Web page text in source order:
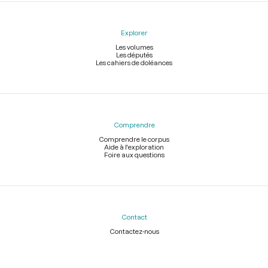
Explorer
Les volumes
Les députés
Les cahiers de doléances
Comprendre
Comprendre le corpus
Aide à l'exploration
Foire aux questions
Contact
Contactez-nous